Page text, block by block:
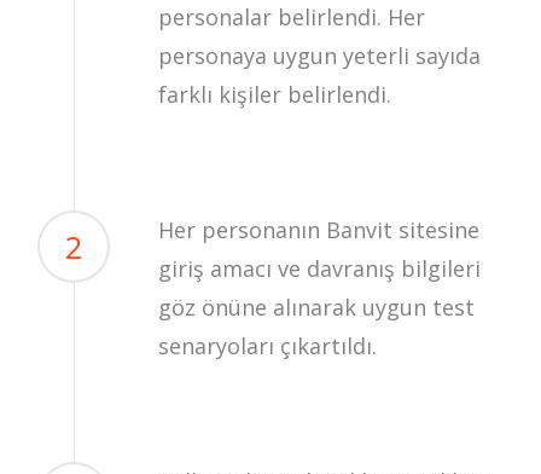
personalar belirlendi. Her
personaya uygun yeterli sayıda
farklı kişiler belirlendi.
2
Her personanın Banvit sitesine
giriş amacı ve davranış bilgileri
göz önüne alınarak uygun test
senaryoları çıkartıldı.